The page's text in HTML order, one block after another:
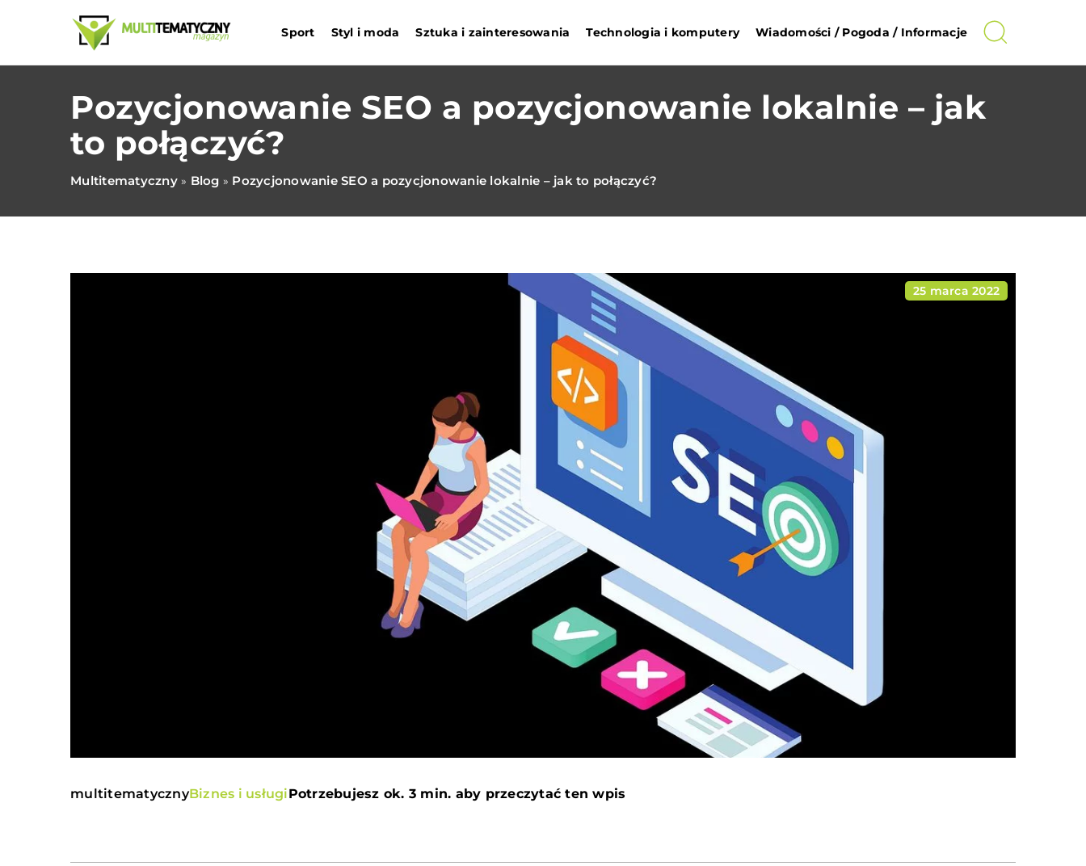
Sport Styl i moda Sztuka i zainteresowania Technologia i komputery Wiadomości / Pogoda / Informacje
Pozycjonowanie SEO a pozycjonowanie lokalnie – jak
to połączyć?
Multitematyczny» Blog » Pozycjonowanie SEO a pozycjonowanie lokalnie – jak to połączyć?
25 marca 2022
multitematycznyBiznes i usługiPotrzebujesz ok. 3 min. aby przeczytać ten wpis